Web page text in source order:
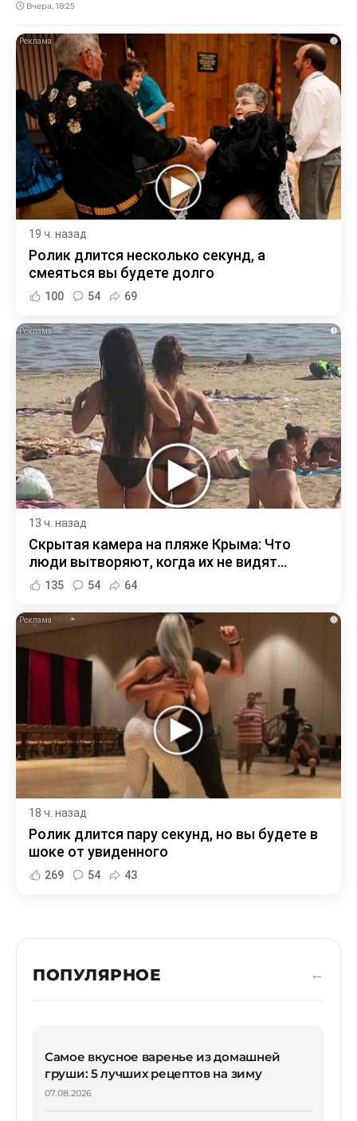
Вчера, 18:25
i
19 ч. назад
Ролик длится несколько секунд, а
смеяться вы будете долго
100 54 69
i
13 ч. назад
Скрытая камера на пляже Крыма: Что
люди вытворяют, когда их не видят...
135 54 64
i
18 ч. назад
Ролик длится пару секунд, но вы будете в
шоке от увиденного
269 54 43
ПОПУЛЯРНОЕ
Самое вкусное варенье из домашней
груши: 5 лучших рецептов на зиму
07.08.2026